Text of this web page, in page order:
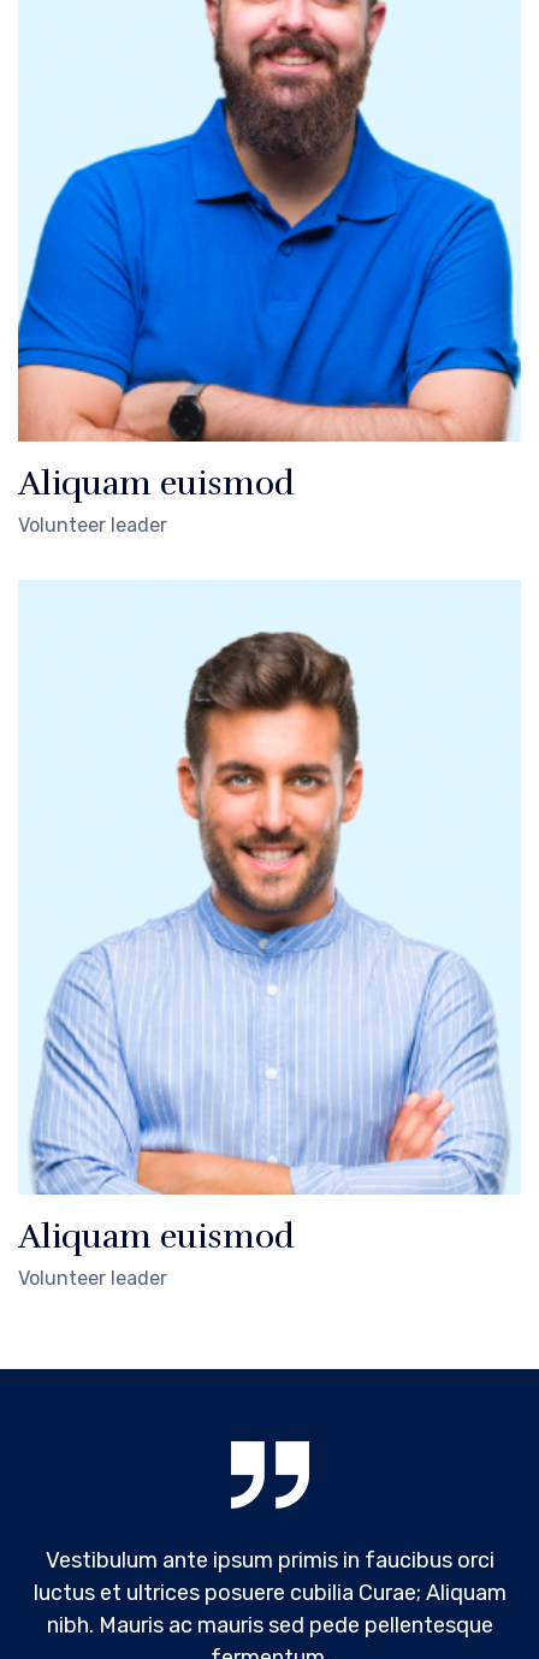
Aliquam euismod
Volunteer leader
Aliquam euismod
Volunteer leader
Vestibulum ante ipsum primis in faucibus orci
luctus et ultrices posuere cubilia Curae; Aliquam
nibh. Mauris ac mauris sed pede pellentesque